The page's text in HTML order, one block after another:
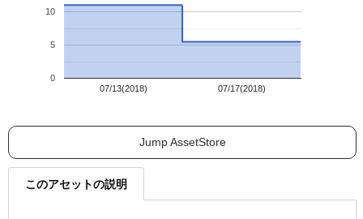
07/13(2018) 07/17(2018)
0
5
10
Jump AssetStore
このアセットの説明